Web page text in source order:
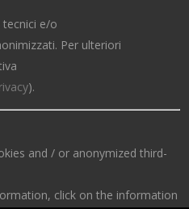
e/o
Per ulteriori
).
and / or anonymized third-
click on the information